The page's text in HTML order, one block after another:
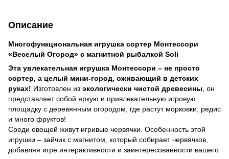
Описание
Многофункциональная игрушка сортер Монтессори
«Веселый Огород» с магнитной рыбалкой Soli
Эта увлекательная игрушка Монтессори – не просто
сортер, а целый мини-город, оживающий в детских
руках! Изготовлен из экологически чистой древесины , он
представляет собой яркую и привлекательную игровую
площадку с деревянным огородом, где растут морковки, редис
и много фруктов!
Среди овощей живут игривые червячки. Особенность этой
игрушки – зайчик с магнитом, который собирает червячков,
добавляя игре интерактивности и заинтересованности вашего